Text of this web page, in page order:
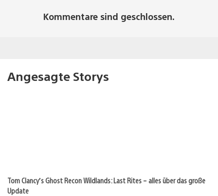
Kommentare sind geschlossen.
Angesagte Storys
Tom Clancy’s Ghost Recon Wildlands: Last Rites – alles über das große
Update